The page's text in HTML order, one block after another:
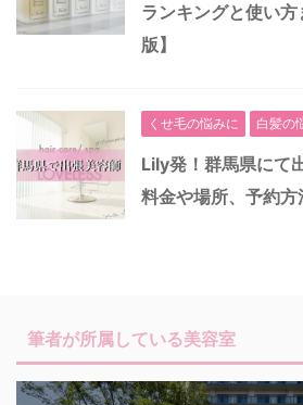
ランキングと使い
版】
くせ毛の悩みに 白髪の
Lily発！群馬県にて
料金や場所、予約
筆者が所属している美容室